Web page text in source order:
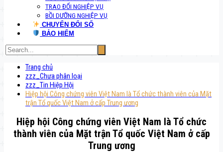
TRAO ĐỔI NGHIỆP VỤ
BỒI DƯỠNG NGHIỆP VỤ
CHUYỂN ĐỔI SỐ
BẢO HIỂM
Trang chủ
zzz_Chưa phân loại
zzz_Tin Hiệp Hội
Hiệp hội Công chứng viên Việt Nam là Tổ chức thành viên của Mặt
trận Tổ quốc Việt Nam ở cấp Trung ương
Hiệp hội Công chứng viên Việt Nam là Tổ chức
thành viên của Mặt trận Tổ quốc Việt Nam ở cấp
Trung ương